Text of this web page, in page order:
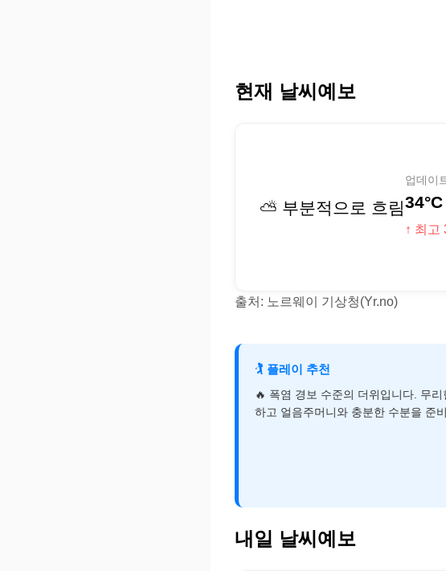
현재 날씨예보
⛅ 부분적으로 흐림
업데이
34°C
↑ 최고
출처: 노르웨이 기상청(Yr.no)
🏌️ 플레이 추천
🔥 폭염 경보 수준의 더위입니다. 무리
하고 얼음주머니와 충분한 수분을 준
내일 날씨예보